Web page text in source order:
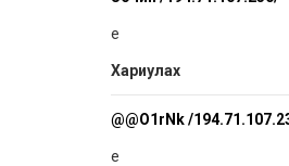
e
Хариулах
@@O1rNk /
e